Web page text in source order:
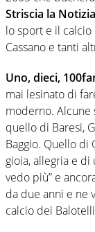
Striscia la Notizia
lo sport e il
Cassano e tanti
Uno, dieci,
mai lesinato di
moderno. Alcune
quello di Baresi,
Baggio. Quello di
gioia, allegria e
vedo più” e
da due anni e ne
calcio dei